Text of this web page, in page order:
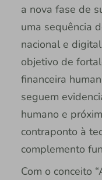
a nova fase de
uma sequência
nacional e
objetivo de
financeira
seguem
humano e
contraponto à
complemento
Com o conceito